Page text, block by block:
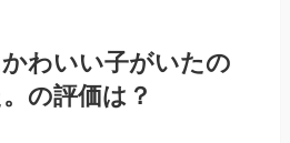
わいい子がいたの
の評価は？